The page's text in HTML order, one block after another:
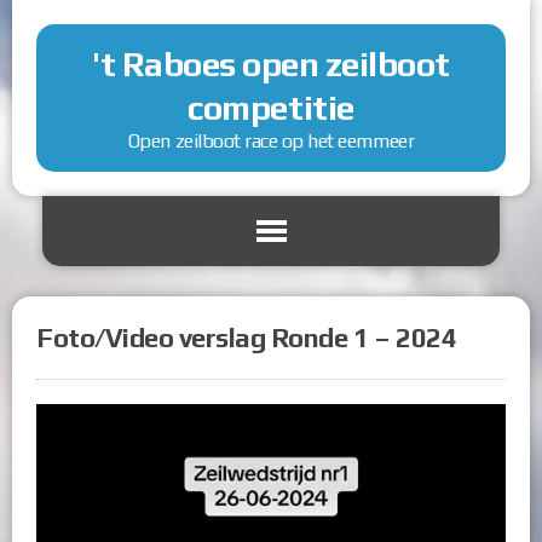
't Raboes open zeilboot
competitie
Open zeilboot race op het eemmeer
Foto/Video verslag Ronde 1 – 2024